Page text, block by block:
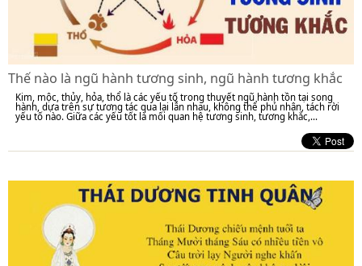
Thế nào là ngũ hành tương sinh, ngũ hành tương khắc
Kim, mộc, thủy, hỏa, thổ là các yếu tố trong thuyết ngũ hành tồn tại song
hành, dựa trên sự tương tác qua lại lẫn nhau, không thể phủ nhận, tách rời
yếu tố nào. Giữa các yếu tốt là mối quan hệ tương sinh, tương khắc,...